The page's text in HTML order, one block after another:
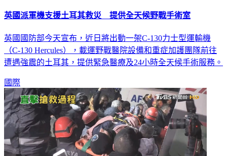
英國派軍機支援土耳其救災 提供全天候野戰手術室
英國國防部今天宣布，近日將出動一架C-130力士型運輸機
（C-130 Hercules），載運野戰醫院設備和重症加護團隊前往
遭遇強震的土耳其，提供緊急醫療及24小時全天候手術服務。
國際